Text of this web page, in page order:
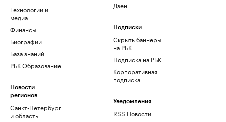
Технологии и
медиа
Финансы
Биографии
База знаний
РБК Образование
Новости
регионов
Санкт-Петербург
и область
Дзен
Подписки
Скрыть баннеры
на РБК
Подписка на РБК
Корпоративная
подписка
Уведомления
RSS Новости